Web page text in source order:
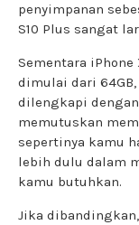
penyimpanan
S10 Plus sangat
Sementara iPhone
dimulai dari 64GB,
dilengkapi
memutuskan
sepertinya kamu
lebih dulu dalam
kamu butuhkan.
Jika